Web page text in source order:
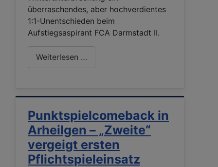
überraschendes, aber hochverdientes
1:1-Unentschieden beim
Aufstiegsaspirant FCA Darmstadt II.
Weiterlesen …
Punktspielcomeback in
Arheilgen – „Zweite“
vergeigt ersten
Pflichtspieleinsatz